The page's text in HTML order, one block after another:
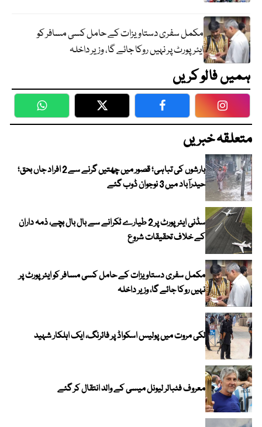
مکمل سفری دستاویزات کے حامل کسی مسافر کو
ایئرپورٹ پر نہیں روکا جائے گا، وزیر داخلہ
ہمیں فالو کریں
WhatsApp Twitter Facebook
متعلقہ خبریں
بارشوں کی تباہی؛ قصور میں چھتیں گرنے سے 2 افراد جاں بحق؛
حیدرآباد میں 3 نوجوان ڈوب گئے
سڈنی ایئرپورٹ پر 2 طیارے ٹکرانے سے بال بال بچے، ذمہ داران
کے خلاف تحقیقات شروع
مکمل سفری دستاویزات کے حامل کسی مسافر کو ایئرپورٹ پر
نہیں روکا جائے گا، وزیر داخلہ
لکی مروت میں پولیس اسکواڈ پر فائرنگ، ایک اہلکار شہید
معروف فٹبالر لیونل میسی کے والد انتقال کر گئے